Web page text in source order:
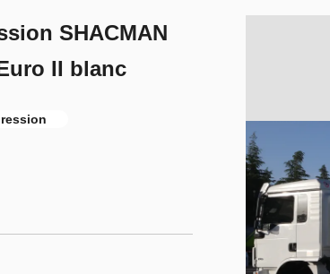
SHACMAN
II blanc